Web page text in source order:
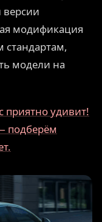
версии
модификация
стандартам,
модели на
приятно удивит!
подберём